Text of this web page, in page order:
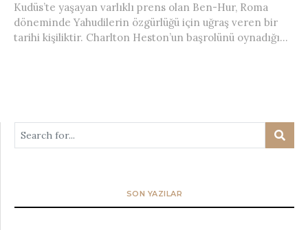
Kudüs’te yaşayan varlıklı prens olan Ben-Hur, Roma
döneminde Yahudilerin özgürlüğü için uğraş veren bir
tarihi kişiliktir. Charlton Heston’un başrolünü oynadığı...
SON YAZILAR